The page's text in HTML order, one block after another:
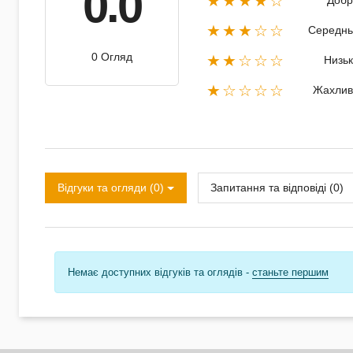
0 Огляд
★★★☆☆
★★☆☆☆
★☆☆☆☆
Відгуки та огляди (0) Запитання та відповіді (0)
Немає доступних відгуків та оглядів - станьте першим